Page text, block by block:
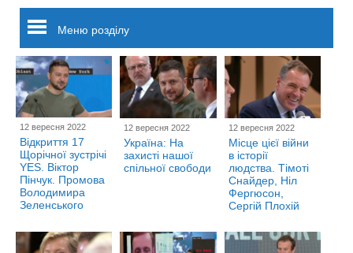
Меню розділу
12 вересня 2022
Відкриття 17
Щорічної зустрічі
YES. Віктор
Пінчук. Промова
Володимира
Зеленського
12 вересня 2022
Україна: На
захисті нашої
спільної свободи
12 вересня 2022
Місце цієї війни
в історії
людства. Тімоті
Снайдер, Ніл
Фергюсон,
Сергій Плохій